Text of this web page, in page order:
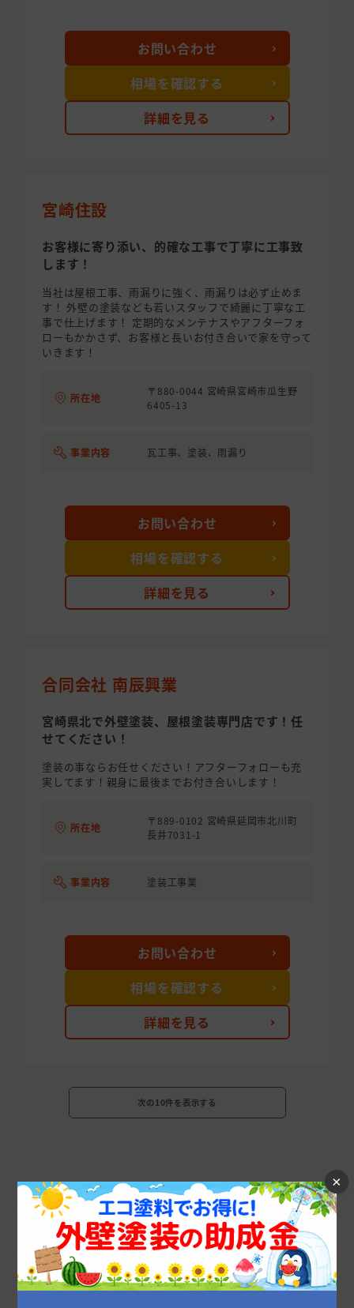
詳細を見る
お問い合わせ
相場を確認する
宮崎住設
お客様に寄り添い、的確な工事で丁寧に工事致
します！
当社は屋根工事、雨漏りに強く、雨漏りは必ず止めま
す！ 外壁の塗装なども若いスタッフで綺麗に丁寧な工
事で仕上げます！ 定期的なメンテナスやアフターフォ
ローもかかさず、お客様と長いお付き合いで家を守って
いきます！
所在地
〒880-0044 宮崎県宮崎市瓜生野
6405-13
事業内容 瓦工事、塗装、雨漏り
詳細を見る
お問い合わせ
相場を確認する
合同会社 南辰興業
宮崎県北で外壁塗装、屋根塗装専門店です！任
せてください！
塗装の事ならお任せください！アフターフォローも充
実してます！親身に最後までお付き合いします！
所在地
〒889-0102 宮崎県延岡市北川町
長井7031-1
事業内容 塗装工事業
詳細を見る
お問い合わせ
相場を確認する
次の10件を表示する
宮崎県の市区町村から外壁塗装業者を探す
宮崎市 都城市 児湯郡 延岡市
小林市
日向市
日南市 東諸県郡
西臼杵郡
西都市
北諸県郡 串間市 えびの市
×